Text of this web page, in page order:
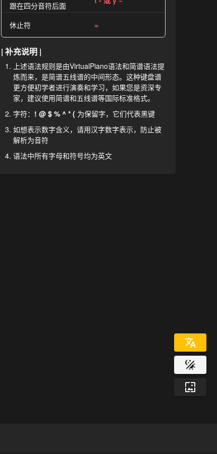
跟在四分音符后面
休止符 =
| 补充说明 |
上述语法规则是由VirtualPiano语法和简谱语法提
炼而来，是简谱五线谱的中间形态。这种键盘谱
更方便初学者进行演奏和学习，如果您是资深专
家，建议使用简谱和五线谱等国际标准格式。
字符： ! @ $ % ^ * ( 为保留字，它们代表黑键
如想表示数字含义，请用汉字数字表示，防止被
解析为音符
语法中所有字母和符号均为英文